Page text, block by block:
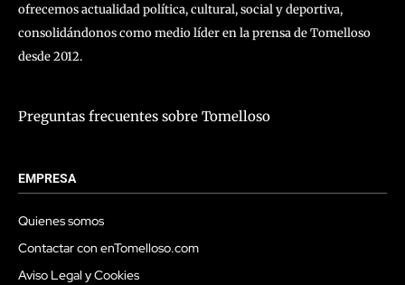
ofrecemos actualidad política, cultural, social y deportiva,
consolidándonos como medio líder en la prensa de Tomelloso
desde 2012.
Preguntas frecuentes sobre Tomelloso
EMPRESA
Quienes somos
Contactar con enTomelloso.com
Aviso Legal y Cookies